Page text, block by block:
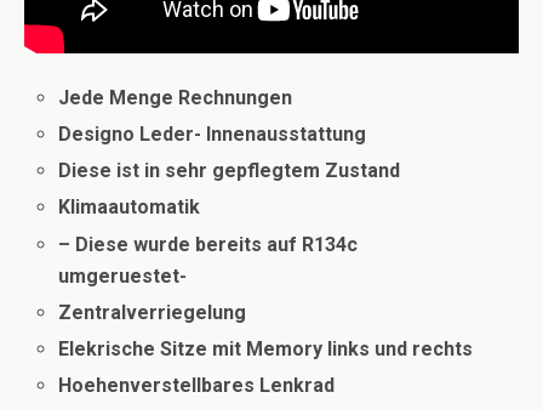
Jede Menge Rechnungen
Designo Leder- Innenausstattung
Diese ist in sehr gepflegtem Zustand
Klimaautomatik
– Diese wurde bereits auf R134c
umgeruestet-
Zentralverriegelung
Elekrische Sitze mit Memory links und rechts
Hoehenverstellbares Lenkrad